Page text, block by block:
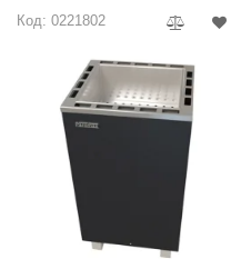
печи
тепла
Код: 0221802